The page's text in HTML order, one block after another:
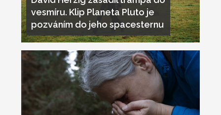
vesmíru. Klip Planeta Pluto je
pozváním do jeho spacesternu